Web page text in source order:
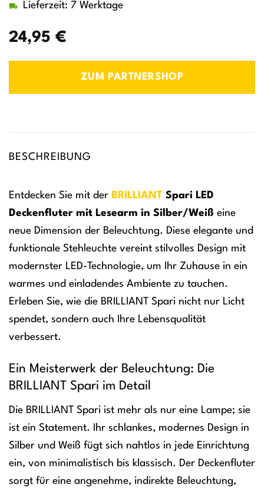
24,95 €
Lieferzeit: 7 Werktage
ZUM PARTNERSHOP
BESCHREIBUNG
Entdecken Sie mit der BRILLIANT Spari LED
Deckenfluter mit Lesearm in Silber/Weiß eine
neue Dimension der Beleuchtung. Diese elegante und
funktionale Stehleuchte vereint stilvolles Design mit
modernster LED-Technologie, um Ihr Zuhause in ein
warmes und einladendes Ambiente zu tauchen.
Erleben Sie, wie die BRILLIANT Spari nicht nur Licht
spendet, sondern auch Ihre Lebensqualität
verbessert.
Ein Meisterwerk der Beleuchtung: Die
BRILLIANT Spari im Detail
Die BRILLIANT Spari ist mehr als nur eine Lampe; sie
ist ein Statement. Ihr schlankes, modernes Design in
Silber und Weiß fügt sich nahtlos in jede Einrichtung
ein, von minimalistisch bis klassisch. Der Deckenfluter
sorgt für eine angenehme, indirekte Beleuchtung,